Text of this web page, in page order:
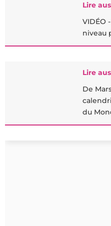
Lire
VIDÉO
niveau
Lire
De
du